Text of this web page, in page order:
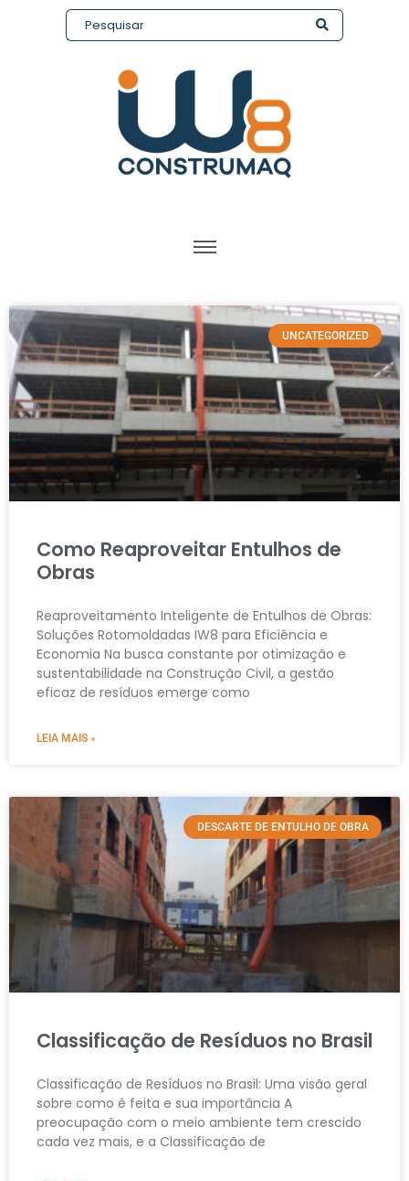
UNCATEGORIZED
Como Reaproveitar Entulhos de
Obras
Reaproveitamento Inteligente de Entulhos de Obras:
Soluções Rotomoldadas IW8 para Eficiência e
Economia Na busca constante por otimização e
sustentabilidade na Construção Civil, a gestão
eficaz de resíduos emerge como
LEIA MAIS »
DESCARTE DE ENTULHO DE OBRA
Classificação de Resíduos no Brasil
Classificação de Resíduos no Brasil: Uma visão geral
sobre como é feita e sua importância A
preocupação com o meio ambiente tem crescido
cada vez mais, e a Classificação de